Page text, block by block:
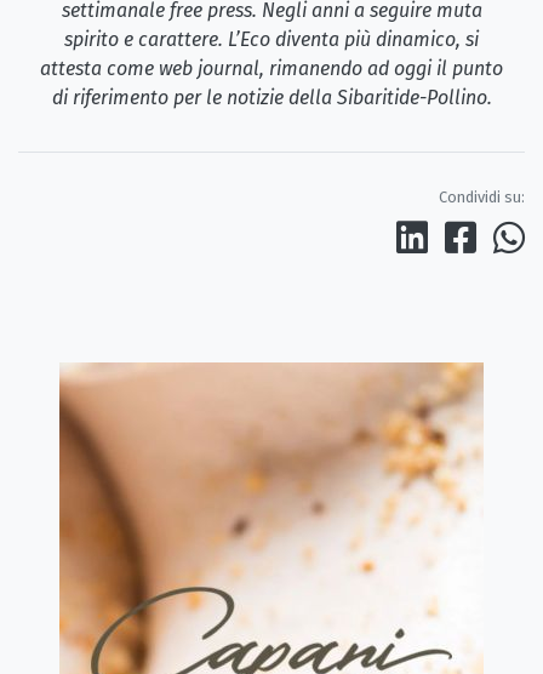
settimanale free press. Negli anni a seguire muta
spirito e carattere. L’Eco diventa più dinamico, si
attesta come web journal, rimanendo ad oggi il punto
di riferimento per le notizie della Sibaritide-Pollino.
Condividi su: